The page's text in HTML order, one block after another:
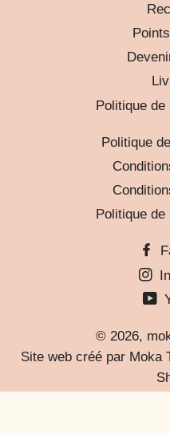
Politique de
Politique
Politique
© 2026,
Site web créé par Moka